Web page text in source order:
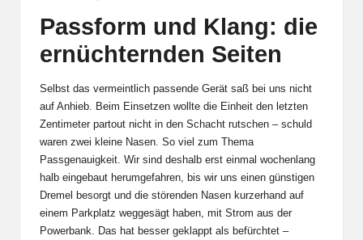
Passform und Klang: die
ernüchternden Seiten
Selbst das vermeintlich passende Gerät saß bei uns nicht
auf Anhieb. Beim Einsetzen wollte die Einheit den letzten
Zentimeter partout nicht in den Schacht rutschen – schuld
waren zwei kleine Nasen. So viel zum Thema
Passgenauigkeit. Wir sind deshalb erst einmal wochenlang
halb eingebaut herumgefahren, bis wir uns einen günstigen
Dremel besorgt und die störenden Nasen kurzerhand auf
einem Parkplatz weggesägt haben, mit Strom aus der
Powerbank. Das hat besser geklappt als befürchtet –